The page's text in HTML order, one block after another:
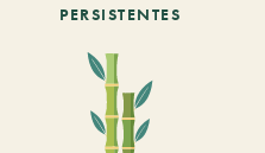
PERSISTENTES